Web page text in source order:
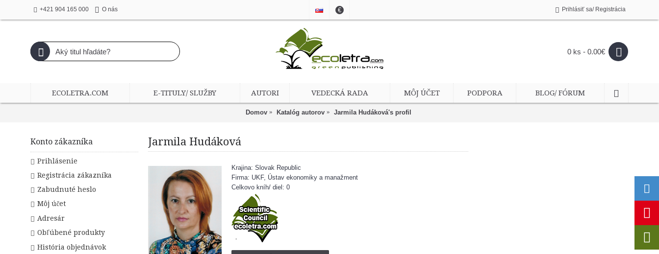
+421 904 165 000 O nás € Prihlásiť sa/ Registrácia
0 ks - 0.00€
ECOLETRA.COM E-TITULY/ SLUŽBY AUTORI VEDECKÁ RADA MÔJ ÚČET PODPORA BLOG/ FÓRUM
Domov Katalóg autorov Jarmila Hudáková's profil
Konto zákazníka
Prihlásenie
Registrácia zákazníka
Zabudnuté heslo
Môj účet
Adresár
Obľúbené produkty
História objednávok
Jarmila Hudáková
Krajina: Slovak Republic
Firma: UKF, Ústav ekonomiky a manažment
Celkovo kníh/ diel: 0